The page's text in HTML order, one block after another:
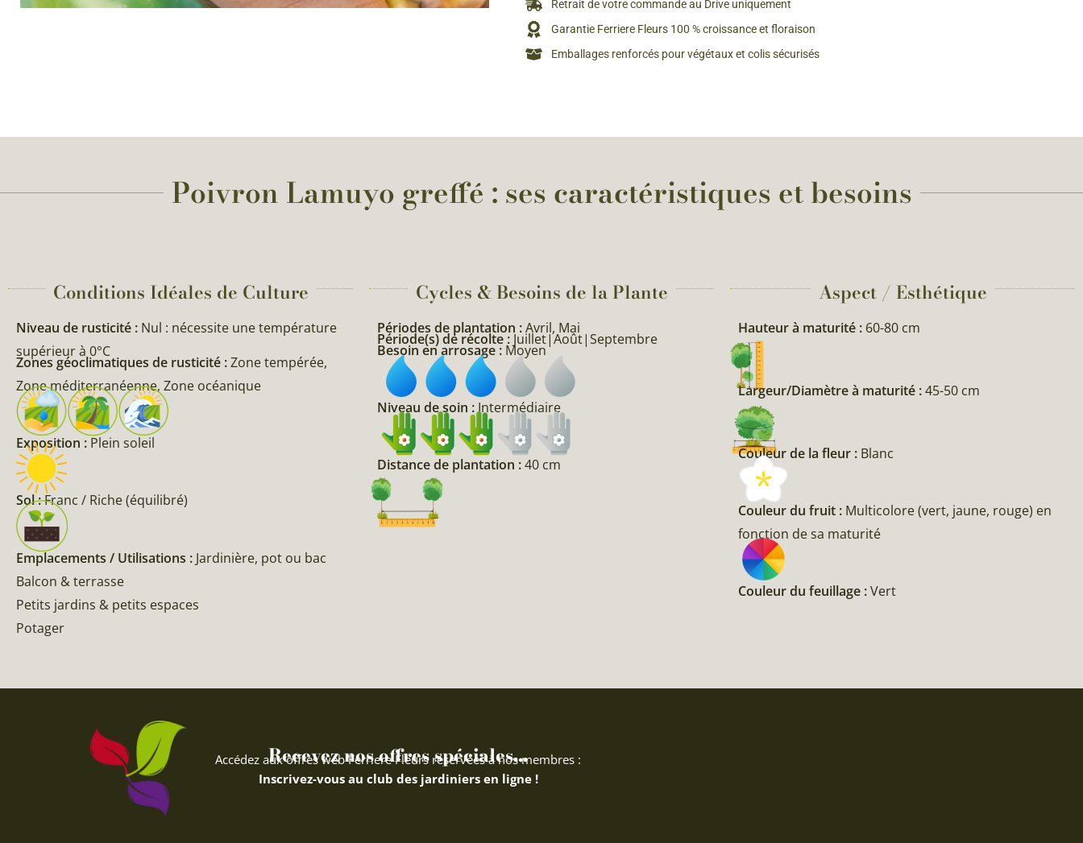
Semences & Graines Spéciales Fraîcheur
Retrait de votre commande au Drive uniquement
Garantie Ferriere Fleurs 100 % croissance et floraison
Emballages renforcés pour végétaux et colis sécurisés
Poivron Lamuyo greffé : ses caractéristiques et besoins
Conditions Idéales de Culture
Niveau de rusticité : Nul : nécessite une température
supérieur à 0°C
Zones géoclimatiques de rusticité :Zone tempérée,
Zone méditerranéenne, Zone océanique
Exposition : Plein soleil
Sol :Franc / Riche (équilibré)
Emplacements / Utilisations : Jardinière, pot ou bac
Balcon & terrasse
Petits jardins & petits espaces
Potager
Cycles & Besoins de la Plante​
Périodes de plantation :Avril, Mai
Période(s) de récolte : Juillet|Août|Septembre
Besoin en arrosage : Moyen
Niveau de soin :Intermédiaire
Distance de plantation :40 cm
Aspect / Esthétique
Hauteur à maturité : 60-80 cm
Largeur/Diamètre à maturité :45-50 cm
Couleur de la fleur : Blanc
Couleur du fruit : Multicolore (vert, jaune, rouge) en
fonction de sa maturité
Couleur du feuillage :Vert
Recevez nos offres spéciales...
Accédez aux offres web Ferriere Fleurs réservées à nos membres :
Inscrivez-vous au club des jardiniers en ligne !